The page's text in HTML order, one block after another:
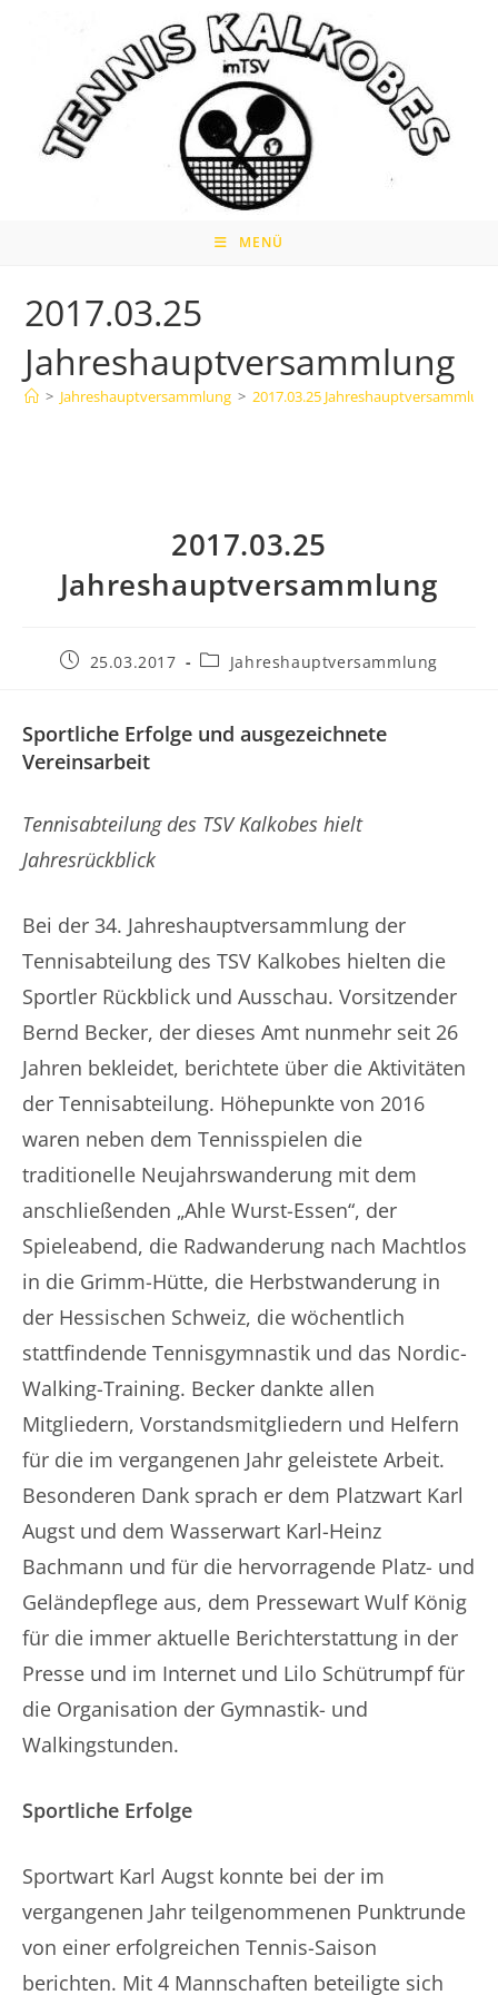
MENÜ
2017.03.25
Jahreshauptversammlung
> Jahreshauptversammlung > 2017.03.25 Jahreshauptversammlung
2017.03.25
Jahreshauptversammlung
Beitrag25.03.2017
Beitrags-
Jahreshauptversammlung
Sportliche Erfolge und ausgezeichnete
Vereinsarbeit
Tennisabteilung des TSV Kalkobes hielt
Jahresrückblick
Bei der 34. Jahreshauptversammlung der
Tennisabteilung des TSV Kalkobes hielten die
Sportler Rückblick und Ausschau. Vorsitzender
Bernd Becker, der dieses Amt nunmehr seit 26
Jahren bekleidet, berichtete über die Aktivitäten
der Tennisabteilung. Höhepunkte von 2016
waren neben dem Tennisspielen die
traditionelle Neujahrswanderung mit dem
anschließenden „Ahle Wurst-Essen“, der
Spieleabend, die Radwanderung nach Machtlos
in die Grimm-Hütte, die Herbstwanderung in
der Hessischen Schweiz, die wöchentlich
stattfindende Tennisgymnastik und das Nordic-
Walking-Training. Becker dankte allen
Mitgliedern, Vorstandsmitgliedern und Helfern
für die im vergangenen Jahr geleistete Arbeit.
Besonderen Dank sprach er dem Platzwart Karl
Augst und dem Wasserwart Karl-Heinz
Bachmann und für die hervorragende Platz- und
Geländepflege aus, dem Pressewart Wulf König
für die immer aktuelle Berichterstattung in der
Presse und im Internet und Lilo Schütrumpf für
die Organisation der Gymnastik- und
Walkingstunden.
Sportliche Erfolge
Sportwart Karl Augst konnte bei der im
vergangenen Jahr teilgenommenen Punktrunde
von einer erfolgreichen Tennis-Saison
berichten. Mit 4 Mannschaften beteiligte sich